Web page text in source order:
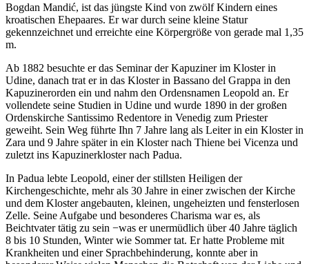
Bogdan Mandić, ist das jüngste Kind von zwölf Kindern eines
kroatischen Ehepaares. Er war durch seine kleine Statur
gekennzeichnet und erreichte eine Körpergröße von gerade mal 1,35
m.
Ab 1882 besuchte er das Seminar der Kapuziner im Kloster in
Udine, danach trat er in das Kloster in Bassano del Grappa in den
Kapuzinerorden ein und nahm den Ordensnamen Leopold an. Er
vollendete seine Studien in Udine und wurde 1890 in der großen
Ordenskirche Santissimo Redentore in Venedig zum Priester
geweiht. Sein Weg führte Ihn 7 Jahre lang als Leiter in ein Kloster in
Zara und 9 Jahre später in ein Kloster nach Thiene bei Vicenza und
zuletzt ins Kapuzinerkloster nach Padua.
In Padua lebte Leopold, einer der stillsten Heiligen der
Kirchengeschichte, mehr als 30 Jahre in einer zwischen der Kirche
und dem Kloster angebauten, kleinen, ungeheizten und fensterlosen
Zelle. Seine Aufgabe und besonderes Charisma war es, als
Beichtvater tätig zu sein −was er unermüdlich über 40 Jahre täglich
8 bis 10 Stunden, Winter wie Sommer tat. Er hatte Probleme mit
Krankheiten und einer Sprachbehinderung, konnte aber in